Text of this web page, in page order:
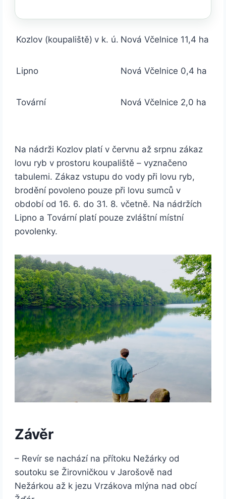
Kozlov (koupaliště) v k. ú. Nová Včelnice 11,4 ha
Lipno Nová Včelnice 0,4 ha
Tovární Nová Včelnice 2,0 ha
Na nádrži Kozlov platí v červnu až srpnu zákaz
lovu ryb v prostoru koupaliště – vyznačeno
tabulemi. Zákaz vstupu do vody při lovu ryb,
brodění povoleno pouze při lovu sumců v
období od 16. 6. do 31. 8. včetně. Na nádržích
Lipno a Tovární platí pouze zvláštní místní
povolenky.
Závěr
– Revír se nachází na přítoku Nežárky od
soutoku se Žirovničkou v Jarošově nad
Nežárkou až k jezu Vrzákova mlýna nad obcí